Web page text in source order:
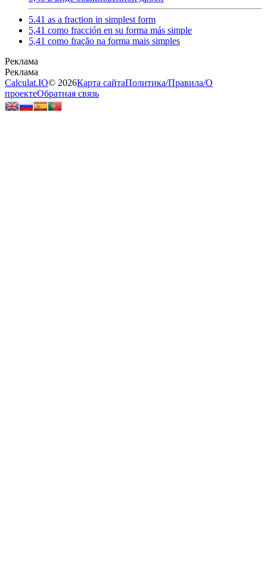
5.41 as a fraction in simplest form
5,41 como fracción en su forma más simple
5,41 como fração na forma mais simples
Calculat.IO© 2026Карта сайтаПолитика/Правила/О
проектеОбратная связь